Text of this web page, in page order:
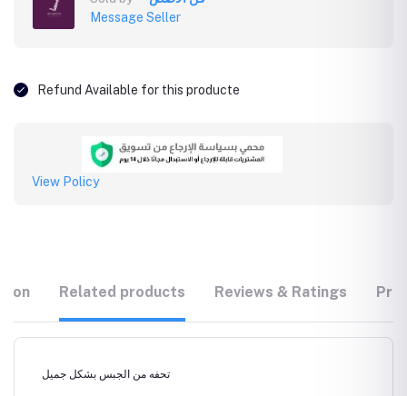
Message Seller
Refund Available for this producte
View Policy
Related products Reviews & Ratings
تحفه من الجبس بشكل جميل